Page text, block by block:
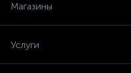
Магазины
Услуги